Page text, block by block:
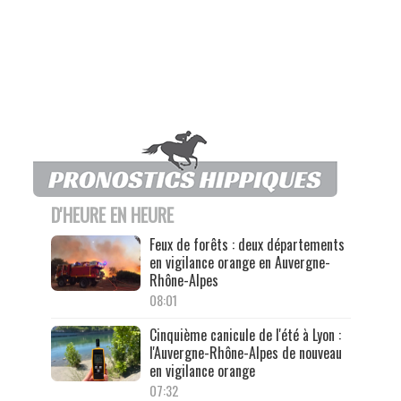
D'HEURE EN HEURE
Feux de forêts : deux départements
en vigilance orange en Auvergne-
Rhône-Alpes
08:01
Cinquième canicule de l'été à Lyon :
l'Auvergne-Rhône-Alpes de nouveau
en vigilance orange
07:32